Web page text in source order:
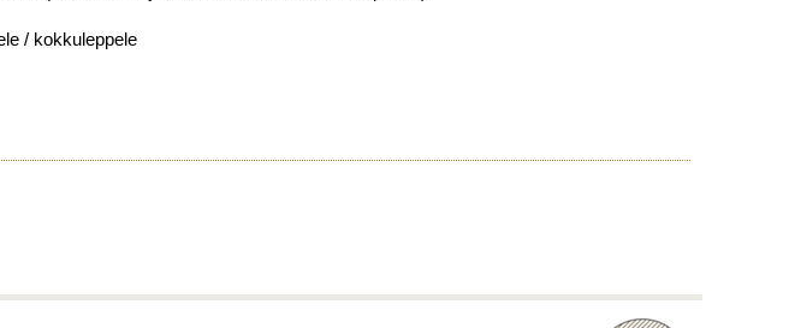
/ kokkuleppele